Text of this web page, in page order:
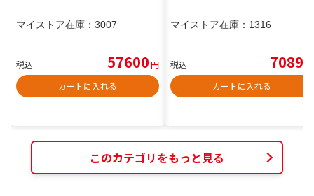
マイストア在庫： 3007
税込 57600円
カートに入れる
マイストア在庫： 1316
税込 7089
カートに入れる
このカテゴリをもっと見る